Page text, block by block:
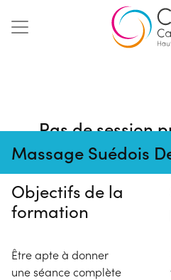
au
Massage Suédois
Pas de session
ce moment
Objectifs de la
formation
Être apte à donner
une séance complète